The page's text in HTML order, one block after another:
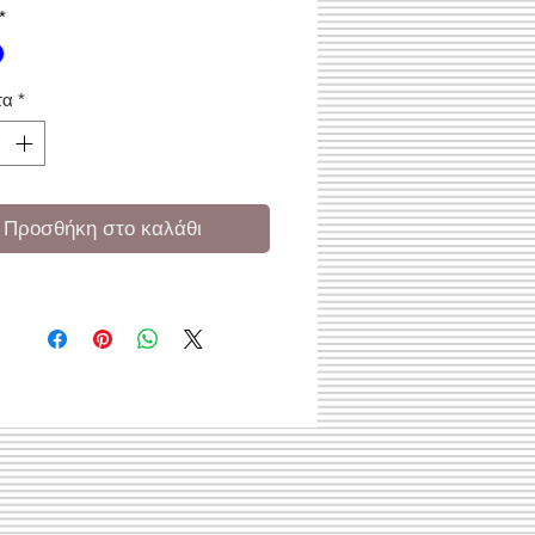
*
*
Προσθήκη στο καλάθι